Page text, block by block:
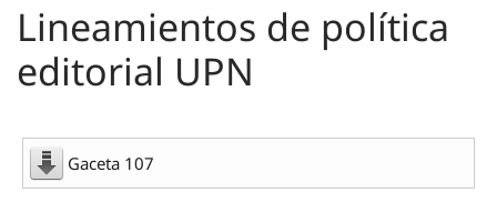
Lineamientos de política
editorial UPN
Gaceta 107